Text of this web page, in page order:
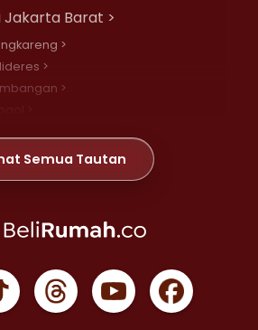
Jakarta Barat >
>
>
>
>
>
Jakarta Pusat >
>
Baru >
Semua Tautan